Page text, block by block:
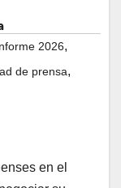
2026,
de prensa,
en el